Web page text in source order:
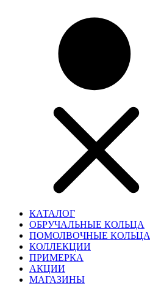
КАТАЛОГ
ОБРУЧАЛЬНЫЕ КОЛЬЦА
ПОМОЛВОЧНЫЕ КОЛЬЦА
КОЛЛЕКЦИИ
ПРИМЕРКА
АКЦИИ
МАГАЗИНЫ